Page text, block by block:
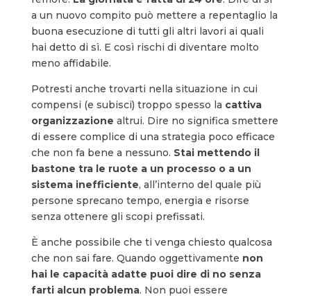
a un nuovo compito può mettere a repentaglio la
buona esecuzione di tutti gli altri lavori ai quali
hai detto di sì. E così rischi di diventare molto
meno affidabile.
Potresti anche trovarti nella situazione in cui
compensi (e subisci) troppo spesso la cattiva
organizzazione altrui. Dire no significa smettere
di essere complice di una strategia poco efficace
che non fa bene a nessuno. Stai mettendo il
bastone tra le ruote a un processo o a un
sistema inefficiente, all’interno del quale più
persone sprecano tempo, energia e risorse
senza ottenere gli scopi prefissati.
È anche possibile che ti venga chiesto qualcosa
che non sai fare. Quando oggettivamente non
hai le capacità adatte puoi dire di no senza
farti alcun problema. Non puoi essere